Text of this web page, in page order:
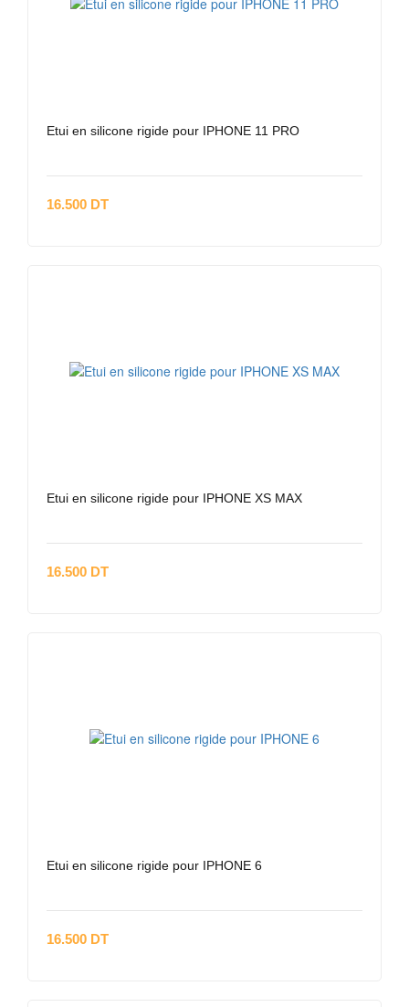
Etui en silicone rigide pour IPHONE 11 PRO
16.500 DT
Etui en silicone rigide pour IPHONE XS MAX
16.500 DT
Etui en silicone rigide pour IPHONE 6
16.500 DT